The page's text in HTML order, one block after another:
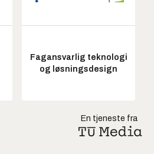
Fagansvarlig teknologi
og løsningsdesign
En tjeneste fra